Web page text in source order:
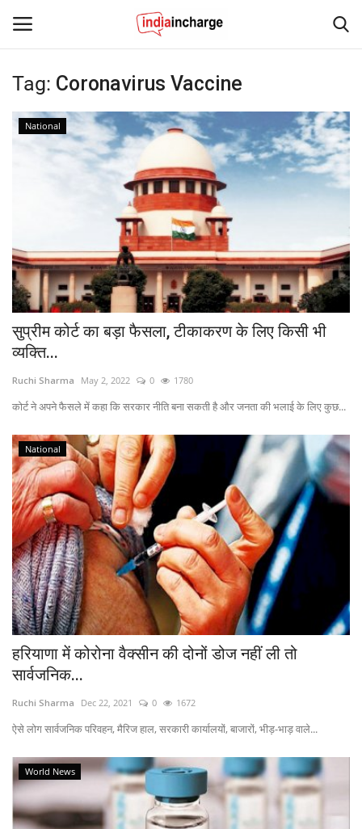
Login Register
Editorial Pick
Viral Videos
Sports
Health & Wellness
Tag: Coronavirus Vaccine
National
सुप्रीम कोर्ट का बड़ा फैसला, टीकाकरण के लिए किसी भी
व्यक्ति...
Ruchi Sharma May 2, 2022 0 1780
कोर्ट ने अपने फैसले में कहा कि सरकार नीति बना सकती है और जनता की भलाई के लिए कुछ...
National
हरियाणा में कोरोना वैक्सीन की दोनों डोज नहीं ली तो
सार्वजनिक...
Ruchi Sharma Dec 22, 2021 0 1672
ऐसे लोग सार्वजनिक परिवहन, मैरिज हाल, सरकारी कार्यालयों, बाजारों, भीड़-भाड़ वाले...
World News